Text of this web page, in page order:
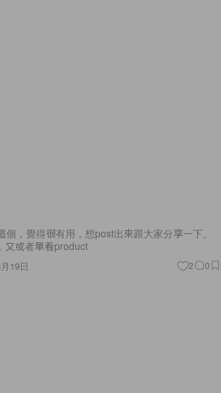
，覺得很有用，想post出來跟大家分享一下。
又或者單看product
19日 2 0